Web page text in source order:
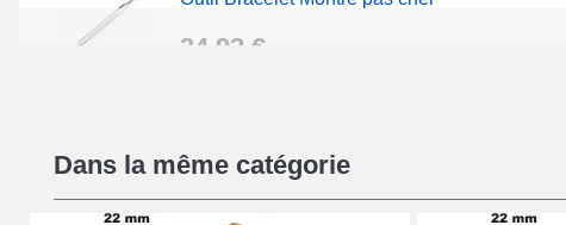
34,92 €
16,90 €
Dans la même catégorie